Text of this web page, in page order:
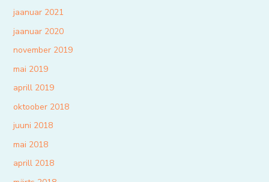
jaanuar 2021
jaanuar 2020
november 2019
mai 2019
aprill 2019
oktoober 2018
juuni 2018
mai 2018
aprill 2018